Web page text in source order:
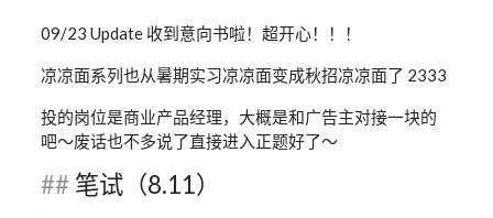
09/23 Update 收到意向书啦！超开心！！！
凉凉面系列也从暑期实习凉凉面变成秋招凉凉面了 2333
投的岗位是商业产品经理，大概是和广告主对接一块的
吧～废话也不多说了直接进入正题好了～
笔试（8.11）